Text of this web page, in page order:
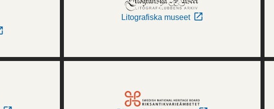
Litografiska museet